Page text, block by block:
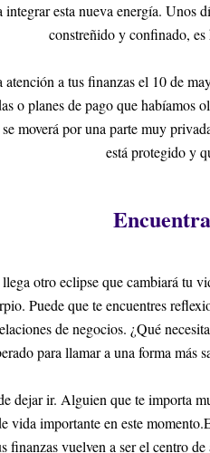
integrar esta nueva energía. Unos
constreñido y confinado,
atención a tus finanzas el 10 de
o planes de pago que
moverá por una parte muy
está protegido y
otro eclipse que cambiará tu
Puede que te encuentres
de negocios. ¿Qué
para llamar a una forma más
dejar ir. Alguien que te importa
vida importante en este
finanzas vuelven a ser el centro